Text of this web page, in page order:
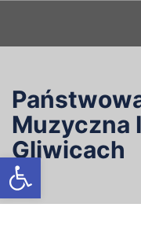
Otwórz
Muzyczna
Gliwicach